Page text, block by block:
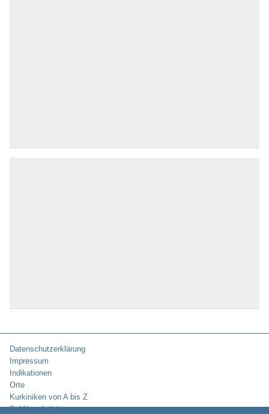
Datenschutzerklärung
Impressum
Indikationen
Orte
Kurkiniken von A bis Z
Schlüsselwörter